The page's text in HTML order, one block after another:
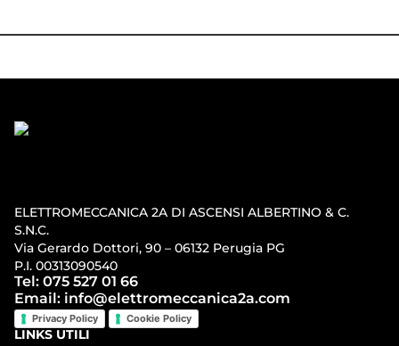
ELETTROMECCANICA 2A DI ASCENSI ALBERTINO & C.
S.N.C.
Via Gerardo Dottori, 90 – 06132 Perugia PG
P.I. 00313090540
Tel: 075 527 01 66
Email: info@elettromeccanica2a.com
Privacy Policy Cookie Policy
LINKS UTILI